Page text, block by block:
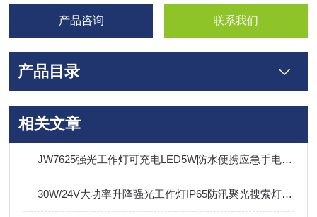
产品咨询 联系我们
产品目录
相关文章
JW7625强光工作灯可充电LED5W防水便携应急手电筒Type-c接口
30W/24V大功率升降强光工作灯IP65防汛聚光搜索灯可充电